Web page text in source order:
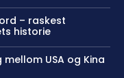
– raskest
historie
USA og Kina